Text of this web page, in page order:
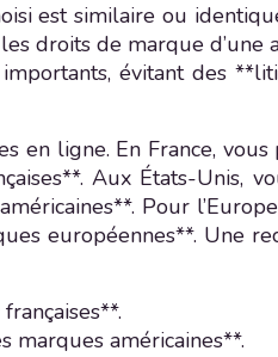
est similaire ou
droits de marque
évitant des
en ligne. En France,
Aux États-Unis,
Pour
européennes**. Une
marques américaines**.